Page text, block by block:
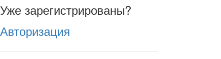
Уже зарегистрированы?
Авторизация